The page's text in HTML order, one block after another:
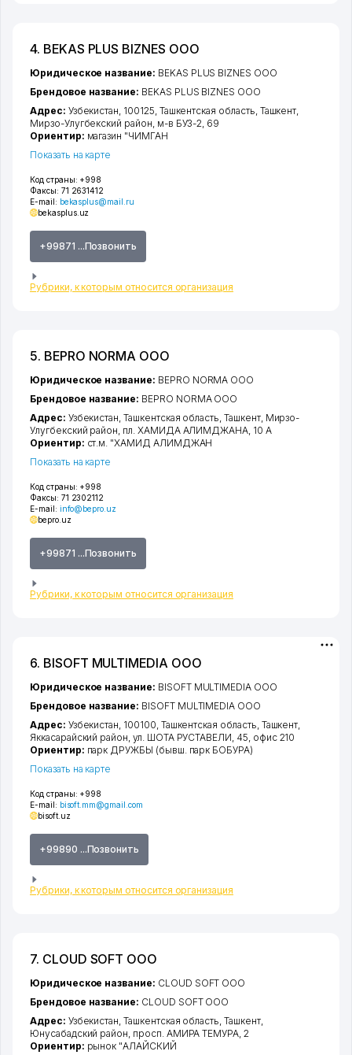
4. BEKAS PLUS BIZNES ООО
Код страны: +998
Факсы: 71 2631412
E-mail: bekasplus@mail.ru
bekasplus.uz
+99871 ...Позвонить
Рубрики, к которым относится организация
Юридическое название: BEKAS PLUS BIZNES ООО
Брендовое название: BEKAS PLUS BIZNES ООО
Адрес: Узбекистан, 100125, Ташкентская область Ташкент
Мирзо-Улугбекский район м-в БУЗ-2 , 69
Ориентир: магазин "ЧИМГАН
Показать на карте
5. BEPRO NORMA ООО
Код страны: +998
Факсы: 71 2302112
E-mail: info@bepro.uz
bepro.uz
+99871 ...Позвонить
Рубрики, к которым относится организация
Юридическое название: BEPRO NORMA ООО
Брендовое название: BEPRO NORMA ООО
Адрес: Узбекистан,Ташкентская область ,Ташкент, Мирзо-
Улугбекский район пл. ХАМИДА АЛИМДЖАНА , 10 А
Ориентир: ст.м. "ХАМИД АЛИМДЖАН
Показать на карте
6. BISOFT MULTIMEDIA ООО
Код страны: +998
E-mail: bisoft.mm@gmail.com
bisoft.uz
+99890 ...Позвонить
Рубрики, к которым относится организация
Юридическое название: BISOFT MULTIMEDIA ООО
Брендовое название: BISOFT MULTIMEDIA ООО
Адрес: Узбекистан, 100100, Ташкентская область, Ташкент,
Яккасарайский район, ул. ШОТА РУСТАВЕЛИ, 45, офис 210
Ориентир: парк ДРУЖБЫ (бывш. парк БОБУРА)
Показать на карте
7. CLOUD SOFT ООО
Юридическое название: CLOUD SOFT ООО
Брендовое название: CLOUD SOFT ООО
Адрес: Узбекистан,Ташкентская область,Ташкент,
Юнусабадский район, просп. АМИРА ТЕМУРА, 2
Ориентир: рынок "АЛАЙСКИЙ